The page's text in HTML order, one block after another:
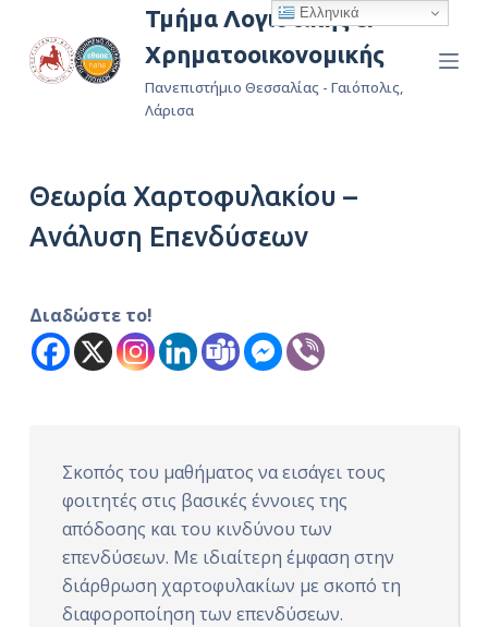
ε
σ
σ
ο
Τμήμα Λογιστικής &
Χρηματοοικονομικής
Πανεπιστήμιο Θεσσαλίας - Γαιόπολις,
Λάρισα
Θεωρία Χαρτοφυλακίου –
Ανάλυση Επενδύσεων
Διαδώστε το!
Σκοπός του μαθήματος να εισάγει τους
φοιτητές στις βασικές έννοιες της
απόδοσης και του κινδύνου των
επενδύσεων. Με ιδιαίτερη έμφαση στην
διάρθρωση χαρτοφυλακίων με σκοπό τη
διαφοροποίηση των επενδύσεων.
Ελληνικά